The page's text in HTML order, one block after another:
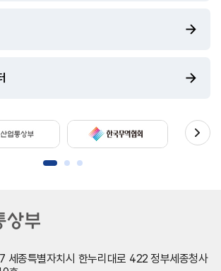
세종특별자치시 한누리대로 422 정부세종청사